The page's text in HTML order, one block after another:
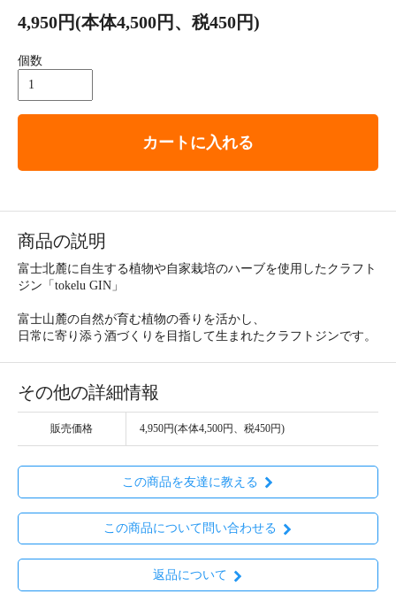
4,950円(本体4,500円、税450円)
個数
カートに入れる
商品の説明
富士北麓に自生する植物や自家栽培のハーブを使用したクラフト
ジン「tokelu GIN」
富士山麓の自然が育む植物の香りを活かし、
日常に寄り添う酒づくりを目指して生まれたクラフトジンです。
その他の詳細情報
販売価格 4,950円(本体4,500円、税450円)
この商品を友達に教える
この商品について問い合わせる
返品について